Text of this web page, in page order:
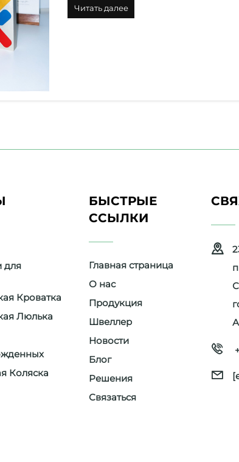
Читать далее
для
Кроватка
Люлька
Коляска
БЫСТРЫЕ
ССЫЛКИ
Главная страница
О нас
Продукция
Швеллер
Новости
Блог
Решения
Связаться